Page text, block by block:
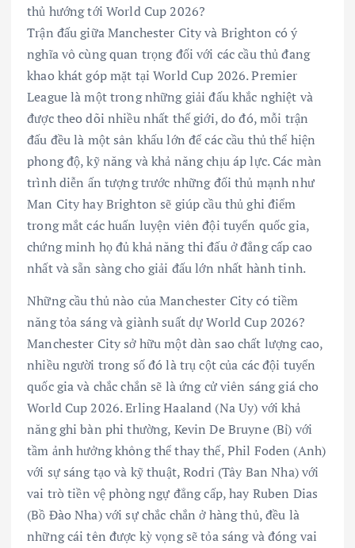
thủ hướng tới World Cup 2026?
Trận đấu giữa Manchester City và Brighton có ý
nghĩa vô cùng quan trọng đối với các cầu thủ đang
khao khát góp mặt tại World Cup 2026. Premier
League là một trong những giải đấu khắc nghiệt và
được theo dõi nhiều nhất thế giới, do đó, mỗi trận
đấu đều là một sân khấu lớn để các cầu thủ thể hiện
phong độ, kỹ năng và khả năng chịu áp lực. Các màn
trình diễn ấn tượng trước những đối thủ mạnh như
Man City hay Brighton sẽ giúp cầu thủ ghi điểm
trong mắt các huấn luyện viên đội tuyển quốc gia,
chứng minh họ đủ khả năng thi đấu ở đẳng cấp cao
nhất và sẵn sàng cho giải đấu lớn nhất hành tinh.
Những cầu thủ nào của Manchester City có tiềm
năng tỏa sáng và giành suất dự World Cup 2026?
Manchester City sở hữu một dàn sao chất lượng cao,
nhiều người trong số đó là trụ cột của các đội tuyển
quốc gia và chắc chắn sẽ là ứng cử viên sáng giá cho
World Cup 2026. Erling Haaland (Na Uy) với khả
năng ghi bàn phi thường, Kevin De Bruyne (Bỉ) với
tầm ảnh hưởng không thể thay thế, Phil Foden (Anh)
với sự sáng tạo và kỹ thuật, Rodri (Tây Ban Nha) với
vai trò tiền vệ phòng ngự đẳng cấp, hay Ruben Dias
(Bồ Đào Nha) với sự chắc chắn ở hàng thủ, đều là
những cái tên được kỳ vọng sẽ tỏa sáng và đóng vai